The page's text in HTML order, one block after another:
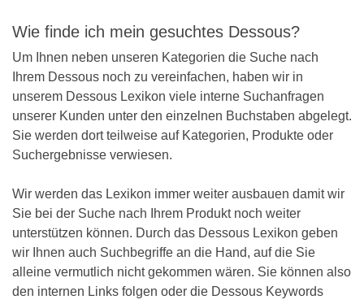
Wie finde ich mein gesuchtes Dessous?
Um Ihnen neben unseren Kategorien die Suche nach
Ihrem Dessous noch zu vereinfachen, haben wir in
unserem Dessous Lexikon viele interne Suchanfragen
unserer Kunden unter den einzelnen Buchstaben abgelegt.
Sie werden dort teilweise auf Kategorien, Produkte oder
Suchergebnisse verwiesen.
Wir werden das Lexikon immer weiter ausbauen damit wir
Sie bei der Suche nach Ihrem Produkt noch weiter
unterstützen können. Durch das Dessous Lexikon geben
wir Ihnen auch Suchbegriffe an die Hand, auf die Sie
alleine vermutlich nicht gekommen wären. Sie können also
den internen Links folgen oder die Dessous Keywords